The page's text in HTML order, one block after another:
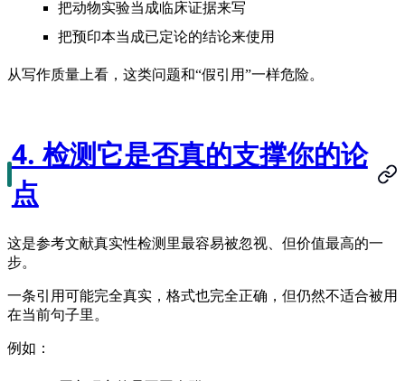
把动物实验当成临床证据来写
把预印本当成已定论的结论来使用
从写作质量上看，这类问题和“假引用”一样危险。
4. 检测它是否真的支撑你的论
点
这是参考文献真实性检测里最容易被忽视、但价值最高的一
步。
一条引用可能完全真实，格式也完全正确，但仍然不适合被用
在当前句子里。
例如：